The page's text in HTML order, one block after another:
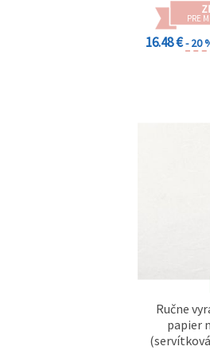
PRE
16.48 €- 20
Ručne
papier